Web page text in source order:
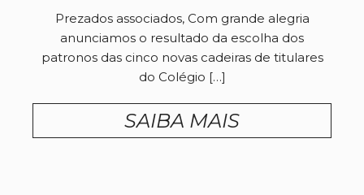
Prezados associados, Com grande alegria
anunciamos o resultado da escolha dos
patronos das cinco novas cadeiras de titulares
do Colégio […]
SAIBA MAIS